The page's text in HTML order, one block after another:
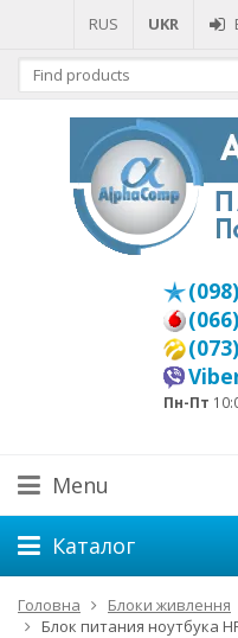
RUS UKR
Пн-Пт
Menu
Каталог
Головна Блоки живлення
Блок питания ноутбука